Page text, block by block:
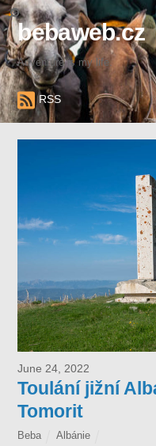
bebaweb.cz
Adventure is my life.
RSS
June 24, 2022
Toulání jižní
Tomorit
Beba Albánie